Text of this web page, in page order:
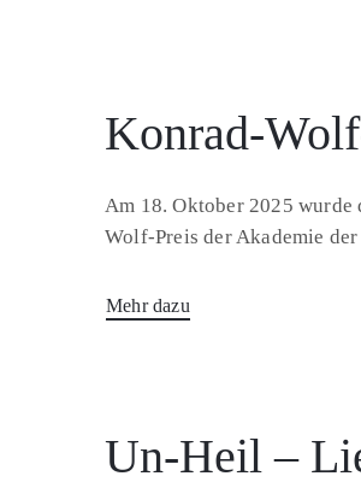
Konrad-
Am 18. Oktober 2025
Wolf-Preis der Akademie
Mehr dazu
Un-Heil –